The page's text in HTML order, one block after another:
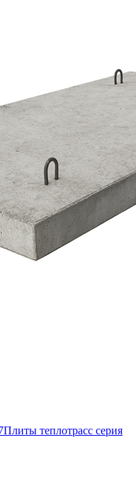
Плиты теплотрасс серия